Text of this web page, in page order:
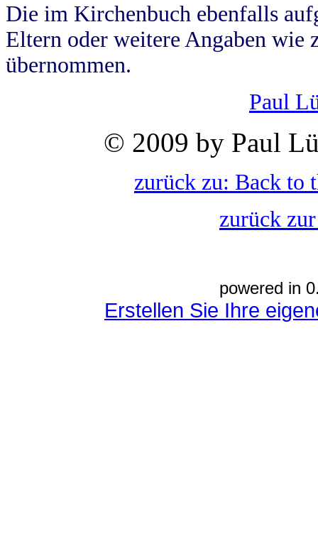
Die im Kirchenbuch ebenfalls
Eltern oder weitere Angaben wie
übernommen.
Paul
© 2009 by Paul
zurück zu: Back to
zurück
powered in
Erstellen Sie Ihre